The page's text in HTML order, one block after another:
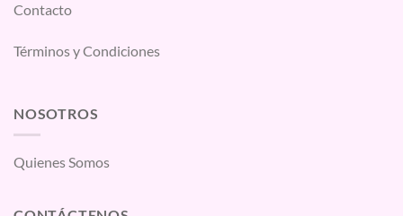
Contacto
Términos y Condiciones
NOSOTROS
Quienes Somos